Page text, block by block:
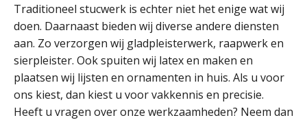
Traditioneel stucwerk is echter niet het enige wat wij
doen. Daarnaast bieden wij diverse andere diensten
aan. Zo verzorgen wij gladpleisterwerk, raapwerk en
sierpleister. Ook spuiten wij latex en maken en
plaatsen wij lijsten en ornamenten in huis. Als u voor
ons kiest, dan kiest u voor vakkennis en precisie.
Heeft u vragen over onze werkzaamheden? Neem dan